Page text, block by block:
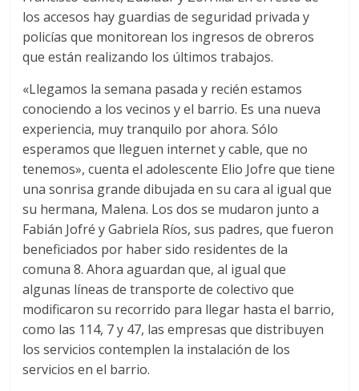
los accesos hay guardias de seguridad privada y
policías que monitorean los ingresos de obreros
que están realizando los últimos trabajos.
«Llegamos la semana pasada y recién estamos
conociendo a los vecinos y el barrio. Es una nueva
experiencia, muy tranquilo por ahora. Sólo
esperamos que lleguen internet y cable, que no
tenemos», cuenta el adolescente Elio Jofre que tiene
una sonrisa grande dibujada en su cara al igual que
su hermana, Malena. Los dos se mudaron junto a
Fabián Jofré y Gabriela Ríos, sus padres, que fueron
beneficiados por haber sido residentes de la
comuna 8. Ahora aguardan que, al igual que
algunas líneas de transporte de colectivo que
modificaron su recorrido para llegar hasta el barrio,
como las 114, 7 y 47, las empresas que distribuyen
los servicios contemplen la instalación de los
servicios en el barrio.